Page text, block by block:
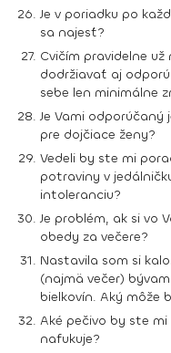
Je v poriadku po
sa najesť?
Cvičím pravidelne
dodržiavať aj
sebe len minimálne
Je Vami
pre dojčiace ženy?
Vedeli by ste mi
potraviny v
intoleranciu?
Je problém, ak si vo
obedy za večere?
Nastavila som si
(najmä večer)
bielkovín. Aký môže
Aké pečivo by ste
nafukuje?